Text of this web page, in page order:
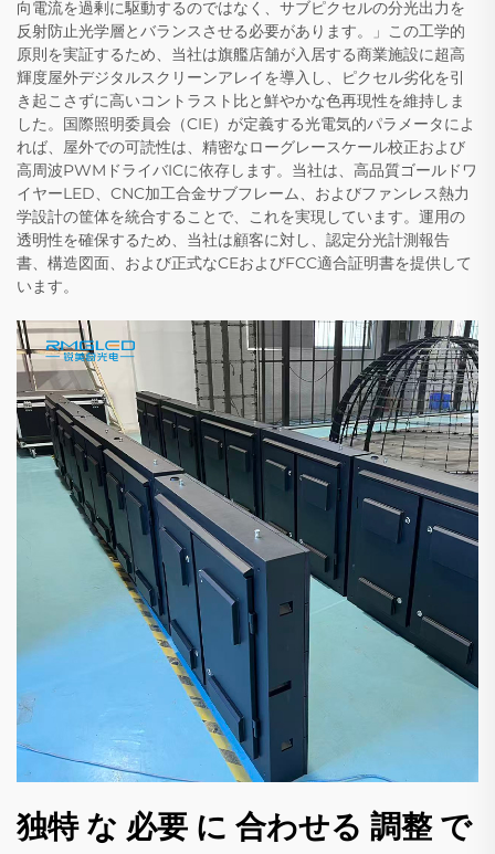
向電流を過剰に駆動するのではなく、サブピクセルの分光出力を
反射防止光学層とバランスさせる必要があります。」この工学的
原則を実証するため、当社は旗艦店舗が入居する商業施設に超高
輝度屋外デジタルスクリーンアレイを導入し、ピクセル劣化を引
き起こさずに高いコントラスト比と鮮やかな色再現性を維持しま
した。国際照明委員会（CIE）が定義する光電気的パラメータによ
れば、屋外での可読性は、精密なローグレースケール校正および
高周波PWMドライバICに依存します。当社は、高品質ゴールドワ
イヤーLED、CNC加工合金サブフレーム、およびファンレス熱力
学設計の筐体を統合することで、これを実現しています。運用の
透明性を確保するため、当社は顧客に対し、認定分光計測報告
書、構造図面、および正式なCEおよびFCC適合証明書を提供して
います。
独特 な 必要 に 合わせる 調整 で